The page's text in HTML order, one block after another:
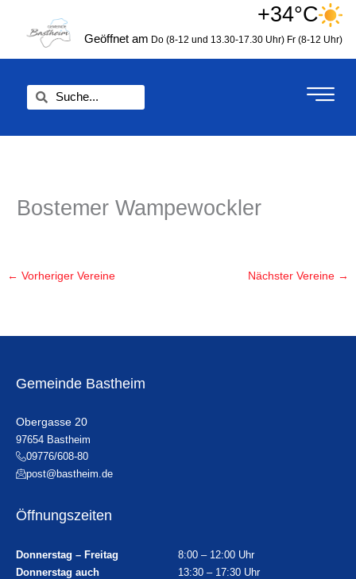
springen
+34°C
Geöffnet am Do (8-12 und 13.30-17.30 Uhr) Fr (8-12 Uhr)
Bostemer Wampewockler
← Vorheriger Vereine Nächster Vereine →
Gemeinde Bastheim
Obergasse 20
97654 Bastheim
09776/608-80
post@bastheim.de
Öffnungszeiten
Donnerstag – Freitag
8:00 – 12:00 Uhr
Donnerstag auch
13:30 – 17:30 Uhr